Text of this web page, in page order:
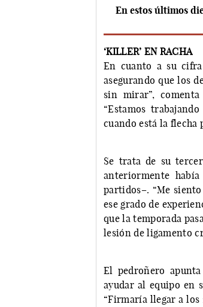
En estos últimos
‘KILLER’ EN RACHA
En cuanto a su
asegurando que los
sin mirar”,
“Estamos
cuando está la flecha
Se trata de su
anteriormente
partidos–. “Me
ese grado de
que la temporada
lesión de ligamento
El pedroñero
ayudar al equipo en
“Firmaría llegar a los